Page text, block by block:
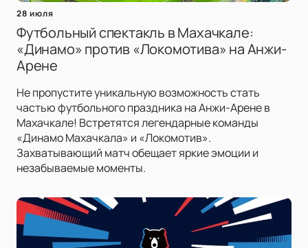
28 июля
Футбольный спектакль в Махачкале:
«Динамо» против «Локомотива» на Анжи-
Арене
Не пропустите уникальную возможность стать
частью футбольного праздника на Анжи-Арене в
Махачкале! Встретятся легендарные команды
«Динамо Махачкала» и «Локомотив».
Захватывающий матч обещает яркие эмоции и
незабываемые моменты.